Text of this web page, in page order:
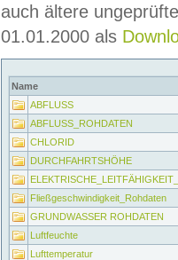
auch ältere
01.01.2000 als
Name
ABFLUSS
ABFLUSS_ROHDATEN
CHLORID
DURCHFAHRTSHÖHE
Fließgeschwindigkeit_Rohdaten
GRUNDWASSER ROHDATEN
Luftfeuchte
Lufttemperatur